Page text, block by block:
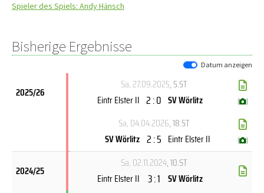
Spieler des Spiels: Andy Hänsch
Bisherige Ergebnisse
Datum anzeigen
2025/26
Sa, 27.09.2025, 5.ST
Eintr Elster II 2 : 0 SV Wörlitz ( )
Sa, 04.04.2026, 18.ST
SV Wörlitz 2 : 5 Eintr Elster II ( )
2024/25
Sa, 02.11.2024, 10.ST
Eintr Elster II 3 : 1 SV Wörlitz